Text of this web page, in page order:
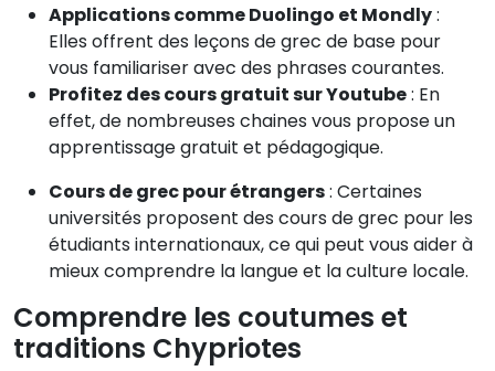
Applications comme Duolingo et Mondly:
Elles offrent des leçons de grec de base pour
vous familiariser avec des phrases courantes.
Profitez des cours gratuit sur Youtube: En
effet, de nombreuses chaines vous propose un
apprentissage gratuit et pédagogique.
Cours de grec pour étrangers: Certaines
universités proposent des cours de grec pour les
étudiants internationaux, ce qui peut vous aider à
mieux comprendre la langue et la culture locale.
Comprendre les coutumes et
traditions Chypriotes